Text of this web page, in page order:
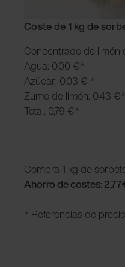
Coste de 1 kg de
Concentrado de limón
Agua: 0,00 €*
Azúcar: 0,03 € *
Zumo de limón: 0,43 €*
Total: 0,79 €*
Compra 1 kg de
Ahorro de costes:
* Referencias de